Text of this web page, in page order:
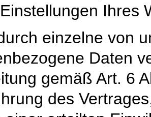
Ihres
einzelne von
Daten
gemäß Art. 6
des